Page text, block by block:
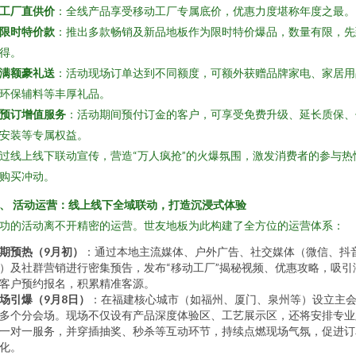
工厂直供价 ：全线产品享受移动工厂专属底价，优惠力度堪称年度之最。
限时特价款 ：推出多款畅销及新品地板作为限时特价爆品，数量有限，
。
满额豪礼送 ：活动现场订单达到不同额度，可额外获赠品牌家电、家居
保辅料等丰厚礼品。
预订增值服务 ：活动期间预付订金的客户，可享受免费升级、延长质保
装等专属权益。
线上线下联动宣传，营造“万人疯抢”的火爆氛围，激发消费者的参与热
买冲动。
活动运营：线上线下全域联动，打造沉浸式体验
的活动离不开精密的运营。世友地板为此构建了全方位的运营体系：
预热（9月初）
：通过本地主流媒体、户外广告、社交媒体（微信、抖
及社群营销进行密集预告，发布“移动工厂”揭秘视频、优惠攻略，吸引
户预约报名，积累精准客源。
引爆（9月8日）
：在福建核心城市（如福州、厦门、泉州等）设立主
个分会场。现场不仅设有产品深度体验区、工艺展示区，还将安排专
对一服务，并穿插抽奖、秒杀等互动环节，持续点燃现场气氛，促进
。